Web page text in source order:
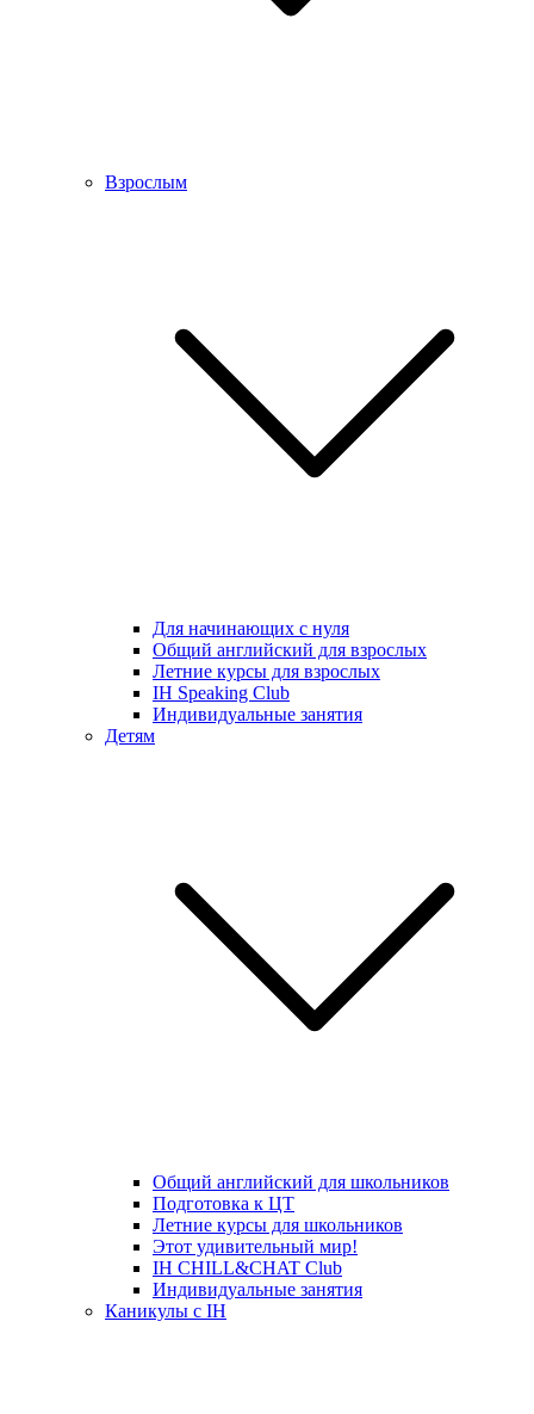
Взрослым
Для начинающих с нуля
Общий английский для взрослых
Летние курсы для взрослых
IH Speaking Club
Индивидуальные занятия
Детям
Общий английский для школьников
Подготовка к ЦТ
Летние курсы для школьников
Этот удивительный мир!
IH CHILL&CHAT Club
Индивидуальные занятия
Каникулы с IH